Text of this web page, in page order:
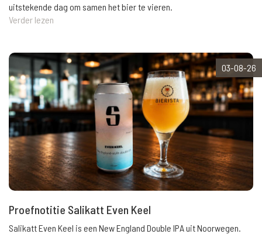
uitstekende dag om samen het bier te vieren.
Verder lezen
03-08-26
Proefnotitie Salikatt Even Keel
Salikatt Even Keel is een New England Double IPA uit Noorwegen.